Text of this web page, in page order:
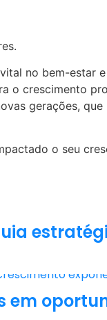
no bem-estar
o crescimento
gerações,
o seu